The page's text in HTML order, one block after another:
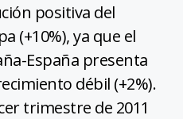
positiva del
(+10%), ya que el
España presenta
débil (+2%).
trimestre de 2011